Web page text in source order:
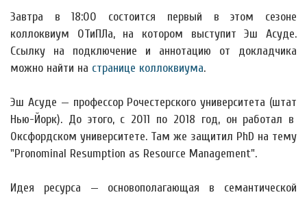
Завтра в 18:00 состоится первый в этом сезоне
коллоквиум ОТиПЛа, на котором выступит Эш Асуде.
Ссылку на подключение и аннотацию от докладчика
можно найти на странице коллоквиума.
Эш Асуде — профессор Рочестерского университета (штат
Нью-Йорк). До этого, с 2011 по 2018 год, он работал в
Оксфордском университете. Там же защитил PhD на тему
"Pronominal Resumption as Resource Management".
Идея ресурса — основополагающая в семантической